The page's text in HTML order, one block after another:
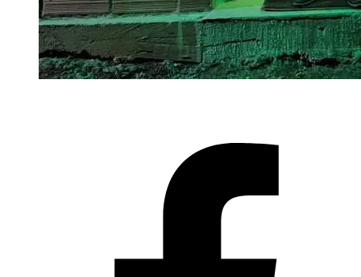
Políticas de Privacidad
Términos y Condiciones
Políticas de Cookies